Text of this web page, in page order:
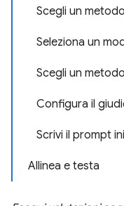
Scegli un
Seleziona un
Scegli un
Configura il
Scrivi il prompt
Allinea e testa